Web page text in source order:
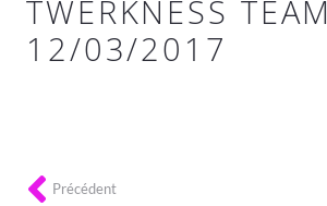
TWERKNESS TEAM
12/03/2017
Précédent